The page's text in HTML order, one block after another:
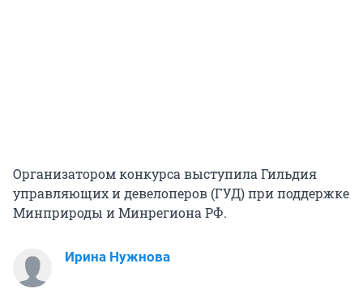
Организатором конкурса выступила Гильдия
управляющих и девелоперов (ГУД) при поддержке
Минприроды и Минрегиона РФ.
Ирина Нужнова